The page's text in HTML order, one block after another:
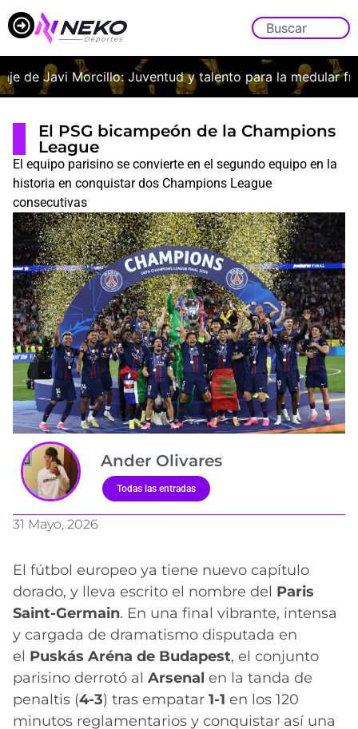
Javi Morcillo: Juventud y talento para la medular
El PSG bicampeón de la Champions
League
El equipo parisino se convierte en el segundo equipo en la
historia en conquistar dos Champions League
consecutivas
Ander Olivares
Todas las entradas
31 Mayo, 2026
El fútbol europeo ya tiene nuevo capítulo
dorado, y lleva escrito el nombre del Paris
Saint-Germain. En una final vibrante, intensa
y cargada de dramatismo disputada en
el Puskás Aréna de Budapest, el conjunto
parisino derrotó al Arsenal en la tanda de
penaltis (4-3) tras empatar 1-1 en los 120
minutos reglamentarios y conquistar así una